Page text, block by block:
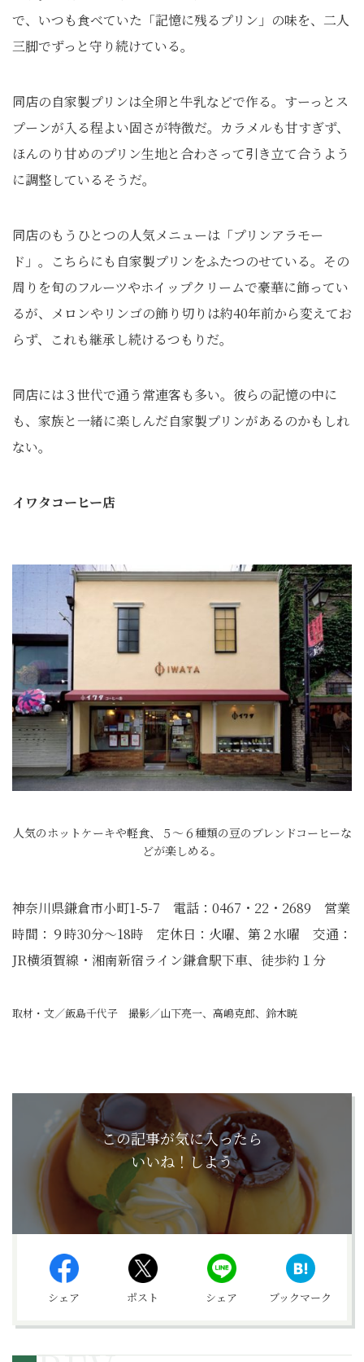
で、いつも食べていた「記憶に残るプリン」の味を、二人
三脚でずっと守り続けている。
同店の自家製プリンは全卵と牛乳などで作る。すーっとス
プーンが入る程よい固さが特徴だ。カラメルも甘すぎず、
ほんのり甘めのプリン生地と合わさって引き立て合うよう
に調整しているそうだ。
同店のもうひとつの人気メニューは「プリンアラモー
ド」。こちらにも自家製プリンをふたつのせている。その
周りを旬のフルーツやホイップクリームで豪華に飾ってい
るが、メロンやリンゴの飾り切りは約40年前から変えてお
らず、これも継承し続けるつもりだ。
同店には３世代で通う常連客も多い。彼らの記憶の中に
も、家族と一緒に楽しんだ自家製プリンがあるのかもしれ
ない。
イワタコーヒー店
人気のホットケーキや軽食、５〜６種類の豆のブレンドコーヒーな
どが楽しめる。
神奈川県鎌倉市小町1-5-7 電話：0467・22・2689 営業
時間：９時30分〜18時 定休日：火曜、第２水曜 交通：
JR横須賀線・湘南新宿ライン鎌倉駅下車、徒歩約１分
取材・文／飯島千代子 撮影／山下亮一、高嶋克郎、鈴木暁
この記事が気に入ったら
いいね！しよう
シェア ポスト シェア ブックマーク